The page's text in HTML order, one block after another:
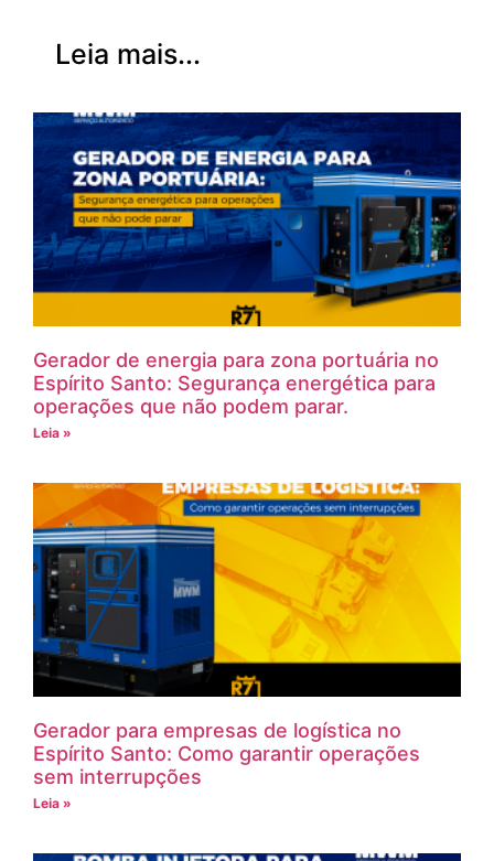
Leia mais...
Gerador de energia para zona portuária no
Espírito Santo: Segurança energética para
operações que não podem parar.
Leia »
Gerador para empresas de logística no
Espírito Santo: Como garantir operações
sem interrupções
Leia »